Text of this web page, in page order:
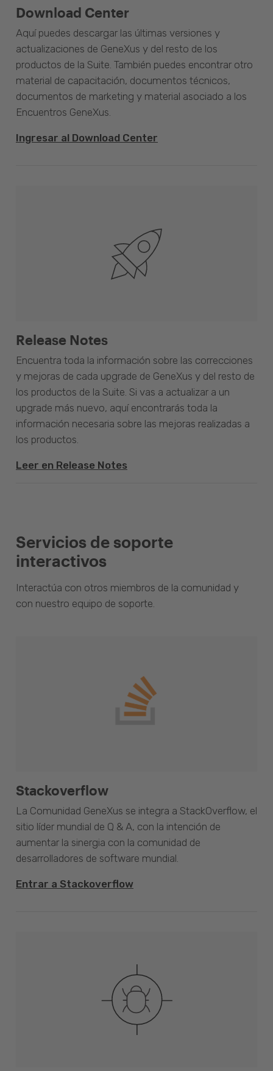
Download Center
Aquí puedes descargar las últimas versiones y
actualizaciones de GeneXus y del resto de los
productos de la Suite. También puedes encontrar otro
material de capacitación, documentos técnicos,
documentos de marketing y material asociado a los
Encuentros GeneXus.
Ingresar al Download Center
Release Notes
Encuentra toda la información sobre las correcciones
y mejoras de cada upgrade de GeneXus y del resto de
los productos de la Suite. Si vas a actualizar a un
upgrade más nuevo, aquí encontrarás toda la
información necesaria sobre las mejoras realizadas a
los productos.
Leer en Release Notes
Servicios de soporte
interactivos
Interactúa con otros miembros de la comunidad y
con nuestro equipo de soporte.
Stackoverflow
La Comunidad GeneXus se integra a StackOverflow, el
sitio líder mundial de Q & A, con la intención de
aumentar la sinergia con la comunidad de
desarrolladores de software mundial.
Entrar a Stackoverflow